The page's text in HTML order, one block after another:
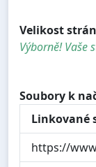
Velikost
Výborně! Vaše
Soubory k
Linkované
https://